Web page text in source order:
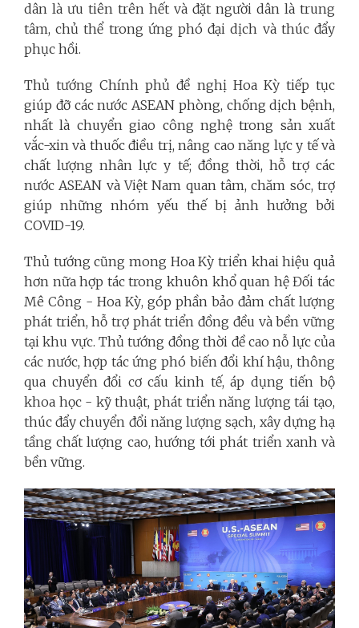
dân là ưu tiên trên hết và đặt người dân là trung
tâm, chủ thể trong ứng phó đại dịch và thúc đẩy
phục hồi.
Thủ tướng Chính phủ đề nghị Hoa Kỳ tiếp tục
giúp đỡ các nước ASEAN phòng, chống dịch bệnh,
nhất là chuyển giao công nghệ trong sản xuất
vắc-xin và thuốc điều trị, nâng cao năng lực y tế và
chất lượng nhân lực y tế; đồng thời, hỗ trợ các
nước ASEAN và Việt Nam quan tâm, chăm sóc, trợ
giúp những nhóm yếu thế bị ảnh hưởng bởi
COVID-19.
Thủ tướng cũng mong Hoa Kỳ triển khai hiệu quả
hơn nữa hợp tác trong khuôn khổ quan hệ Đối tác
Mê Công - Hoa Kỳ, góp phần bảo đảm chất lượng
phát triển, hỗ trợ phát triển đồng đều và bền vững
tại khu vực. Thủ tướng đồng thời đề cao nỗ lực của
các nước, hợp tác ứng phó biến đổi khí hậu, thông
qua chuyển đổi cơ cấu kinh tế, áp dụng tiến bộ
khoa học - kỹ thuật, phát triển năng lượng tái tạo,
thúc đẩy chuyển đổi năng lượng sạch, xây dựng hạ
tầng chất lượng cao, hướng tới phát triển xanh và
bền vững.